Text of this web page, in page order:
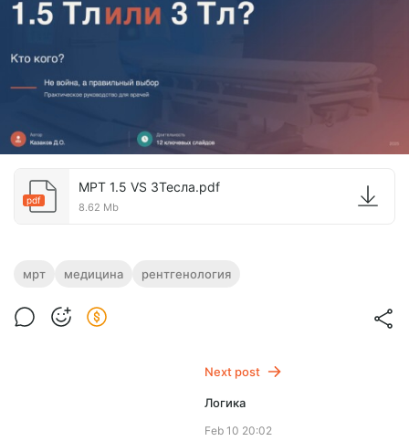
pdf
МРТ 1.5 VS 3Тесла.pdf
8.62 Mb
мрт медицина рентгенология
Next post
Логика
Feb 10 20:02